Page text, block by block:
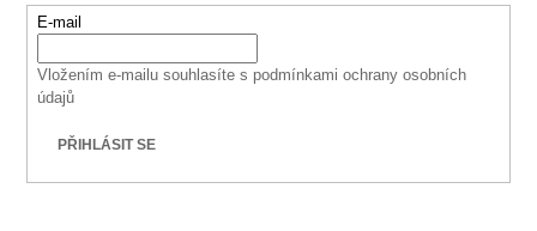
E-mail
Vložením e-mailu souhlasíte s podmínkami ochrany osobních
údajů
PŘIHLÁSIT SE